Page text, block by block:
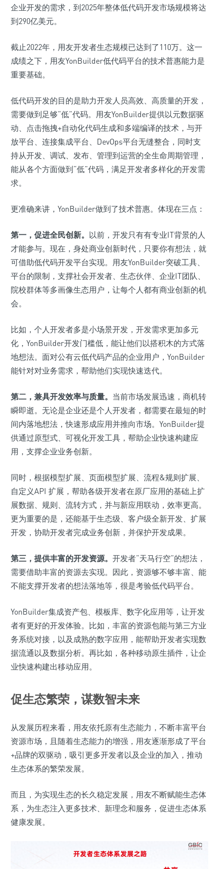
企业开发的需求，到2025年整体低代码开发市场规模将达
到290亿美元。
截止2022年，用友开发者生态规模已达到了110万。这一
成绩之下，用友YonBuilder低代码平台的技术普惠能力是
重要基础。
低代码开发的目的是助力开发人员高效、高质量的开发，
需要做到足够“低”代码。用友YonBuilder提供以元数据驱
动、点击拖拽+自动化代码生成和多端编译的技术，与开
放平台、连接集成平台、DevOps平台无缝整合，同时支
持从开发、调试、发布、管理到运营的全生命周期管理，
能从各个方面做到“低”代码，满足开发者多样化的开发需
求。
更准确来讲，YonBuilder做到了技术普惠。体现在三点：
第一，促进全民创新。 以前，开发只有有专业IT背景的人
才能参与。现在，身处商业创新时代，只要你有想法，就
可借助低代码开发平台实现。用友YonBuilder突破工具、
平台的限制，支撑社会开发者、生态伙伴、企业IT团队、
院校群体等多画像生态用户，让每个人都有商业创新的机
会。
比如，个人开发者多是小场景开发，开发需求更加多元
化，YonBuilder开发门槛低，能让他们以搭积木的方式落
地想法。面对公有云低代码产品的企业用户，YonBuilder
能针对对业务需求，帮助他们实现快速迭代。
第二，兼具开发效率与质量。 当前市场发展迅速，商机转
瞬即逝。无论是企业还是个人开发者，都需要在最短的时
间内落地想法，快速形成应用并推向市场。YonBuilder提
供通过原型式、可视化开发工具，帮助企业快速构建应
用，支撑企业业务创新。
同时，根据模型扩展、页面模型扩展、流程&规则扩展、
自定义API 扩展，帮助各级开发者在原厂应用的基础上扩
展数据、规则、流转方式，并与新应用联动，效率更高。
更为重要的是，还能基于生态级、客户级全新开发、扩展
开发，协助开发者完成业务创新，并保护开发成果。
第三，提供丰富的开发资源。 开发者“天马行空”的想法，
需要借助丰富的资源去实现。因此，资源够不够丰富、能
不能支撑开发者的想法落地等，很是考验低代码平台。
YonBuilder集成资产包、模板库、数字化应用等，让开发
者有更好的开发体验。比如，丰富的资源包能与第三方业
务系统对接，以及成熟的数字应用，能帮助开发者实现数
据流通以及数据分析。再比如，各种移动原生插件，让企
业快速构建出移动应用。
促生态繁荣，谋数智未来
从发展历程来看，用友依托原有生态能力，不断丰富平台
资源市场，且随着生态能力的增强，用友逐渐形成了平台
+品牌的双驱动，吸引更多开发者以及企业的加入，推动
生态体系的繁荣发展。
而且，为实现生态的长久稳定发展，用友不断赋能生态体
系，为生态注入更多技术、新理念和服务，促进生态体系
健康发展。